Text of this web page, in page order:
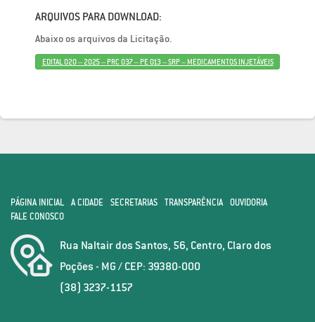
ARQUIVOS PARA DOWNLOAD:
Abaixo os arquivos da Licitação.
EDITAL 020 – 2025 – PRC 037 – PE 013 – SRP – MEDICAMENTOS INJETÁVEIS
PÁGINA INICIAL A CIDADE SECRETARIAS TRANSPARÊNCIA
OUVIDORIA
FALE CONOSCO
Rua Naltair dos Santos, 56, Centro, Claro dos
Poções - MG / CEP: 39380-000
(38) 3237-1157